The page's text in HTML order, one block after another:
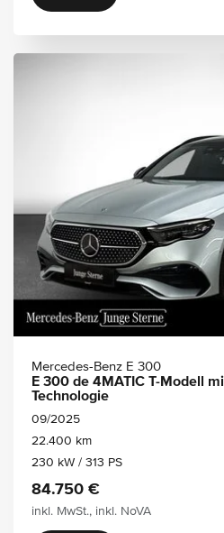
Mercedes-Benz E 300
E 300 de 4MATIC T-Modell
Technologie
09/2025
22.400 km
230 kW / 313 PS
84.750 €
inkl. MwSt., inkl. NoVA